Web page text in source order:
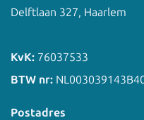
Delftlaan 327, Haarlem
KvK: 76037533
BTW nr:
Postadres